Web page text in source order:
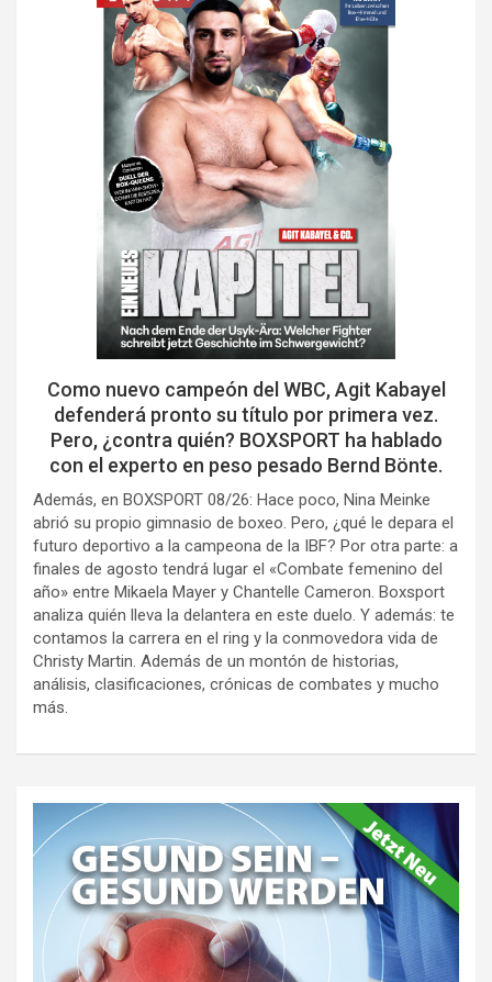
Como nuevo campeón del WBC, Agit Kabayel
defenderá pronto su título por primera vez.
Pero, ¿contra quién? BOXSPORT ha hablado
con el experto en peso pesado Bernd Bönte.
Además, en BOXSPORT 08/26: Hace poco, Nina Meinke
abrió su propio gimnasio de boxeo. Pero, ¿qué le depara el
futuro deportivo a la campeona de la IBF? Por otra parte: a
finales de agosto tendrá lugar el «Combate femenino del
año» entre Mikaela Mayer y Chantelle Cameron. Boxsport
analiza quién lleva la delantera en este duelo. Y además: te
contamos la carrera en el ring y la conmovedora vida de
Christy Martin. Además de un montón de historias,
análisis, clasificaciones, crónicas de combates y mucho
más.